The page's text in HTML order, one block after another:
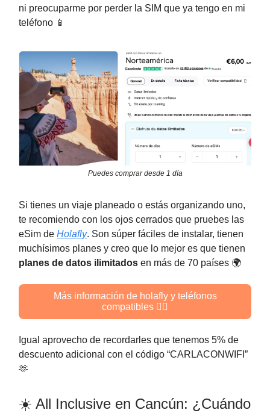
ni preocuparme por perder la SIM que ya tengo en mi
teléfono 📱
Puedes comprar desde 1 día
Si tienes un viaje planeado o estás organizando uno,
te recomiendo con los ojos cerrados que pruebes las
eSim de Holafly. Son súper fáciles de instalar, tienen
muchísimos planes y creo que lo mejor es que tienen
planes de datos ilimitados en más de 70 países 🌍️
Más información de holafly y teléfonos
compatibles 👈🏻
Igual aprovecho de recordarles que tenemos 5% de
descuento adicional con el código “CARLACONWIFI”
🫶
☀️ All Inclusive en Cancún: ¿Cuándo